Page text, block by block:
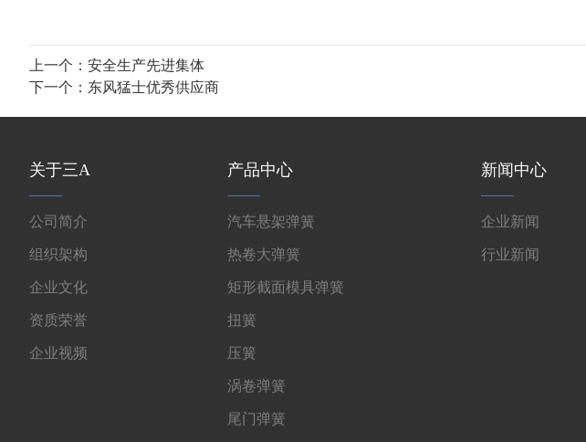
上一个： 安全生产先进集体
下一个： 东风猛士优秀供应商
关于三A
公司简介
组织架构
企业文化
资质荣誉
企业视频
产品中心
汽车悬架弹簧
热卷大弹簧
矩形截面模具弹簧
扭簧
压簧
涡卷弹簧
尾门弹簧
新闻中心
企业新闻
行业新闻